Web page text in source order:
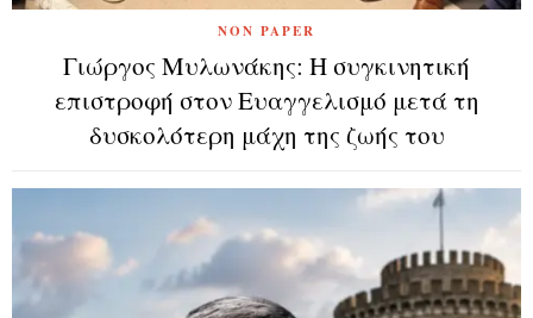
NON PAPER
Γιώργος Μυλωνάκης: Η συγκινητική
επιστροφή στον Ευαγγελισμό μετά τη
δυσκολότερη μάχη της ζωής του